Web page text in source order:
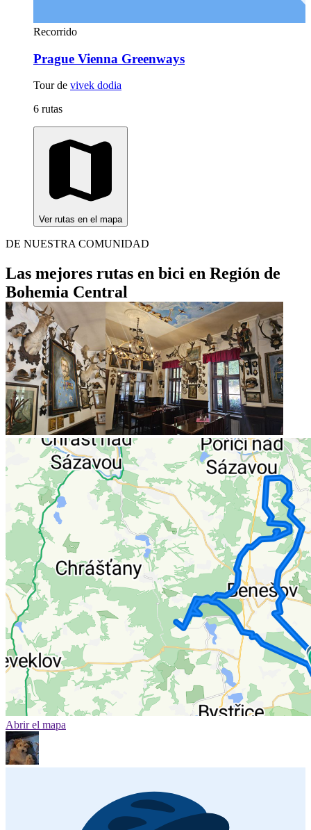
Recorrido
Prague Vienna Greenways
Tour de vivek dodia
6 rutas
Ver rutas en el mapa
DE NUESTRA COMUNIDAD
Las mejores rutas en bici en Región de
Bohemia Central
Abrir el mapa